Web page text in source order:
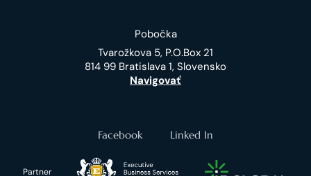
Pobočka
Tvarožkova 5, P.O.Box 21
814 99 Bratislava 1, Slovensko
Navigovať
Facebook Linked In
Partner